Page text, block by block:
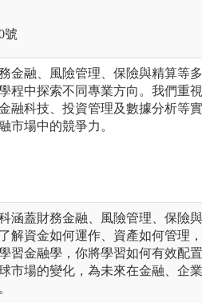
號
金融、風險管理、保險與精算等多
程中探索不同專業方向。我們重
融科技、投資管理及數據分析等實
市場中的競爭力。
涵蓋財務金融、風險管理、保險
解資金如何運作、資產如何管理
習金融學，你將學習如何有效配
市場的變化，為未來在金融、企